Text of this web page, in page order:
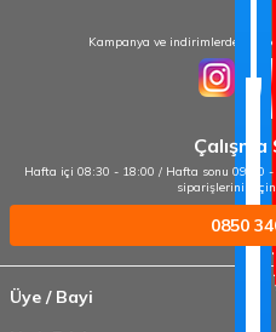
Kampanya ve indirimlerden
Hafta içi 08:30 - 18:00 / Hafta sonu 09:00
siparişleriniz
0850
Üye / Bayi